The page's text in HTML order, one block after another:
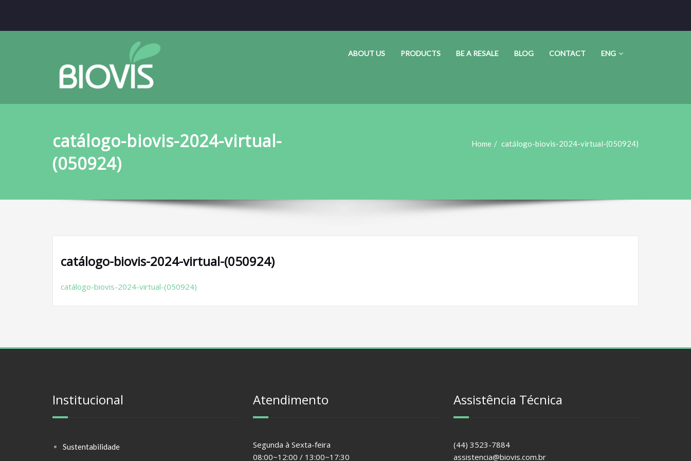
ABOUT US PRODUCTS BE A RESALE BLOG CONTACT ENG
catálogo-biovis-2024-virtual-
(050924)
Home catálogo-biovis-2024-virtual-(050924)
catálogo-biovis-2024-virtual-(050924)
catálogo-biovis-2024-virtual-(050924)
Institucional
Sustentabilidade
Atendimento
Segunda à Sexta-feira
08:00~12:00 / 13:00~17:30
Assistência Técnica
(44) 3523-7884
assistencia@biovis.com.br